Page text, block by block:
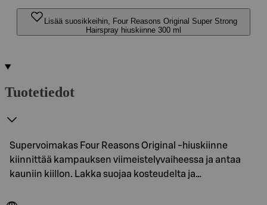
Lisää suosikkeihin, Four Reasons Original Super Strong
Hairspray hiuskiinne 300 ml
Tuotetiedot
Supervoimakas Four Reasons Original -hiuskiinne
kiinnittää kampauksen viimeistelyvaiheessa ja antaa
kauniin kiillon. Lakka suojaa kosteudelta ja…